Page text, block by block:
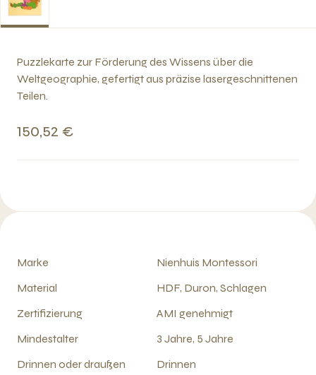
Puzzlekarte zur Förderung des Wissens über die
Weltgeographie, gefertigt aus präzise lasergeschnittenen
Teilen.
150,52 €
Marke
Nienhuis Montessori
Material
HDF, Duron, Schlagen
Zertifizierung
AMI genehmigt
Mindestalter
3 Jahre, 5 Jahre
Drinnen oder draußen
Drinnen